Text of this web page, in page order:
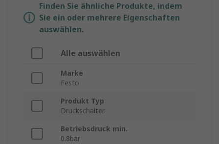
Finden Sie ähnliche Produkte, indem
Sie ein oder mehrere Eigenschaften
auswählen.
Alle auswählen
Marke
Festo
Produkt Typ
Druckschalter
Betriebsdruck min.
0.8bar